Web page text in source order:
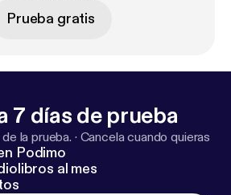
Prueba gratis
7 días de prueba
la prueba. · Cancela cuando quieras
Podimo
al mes